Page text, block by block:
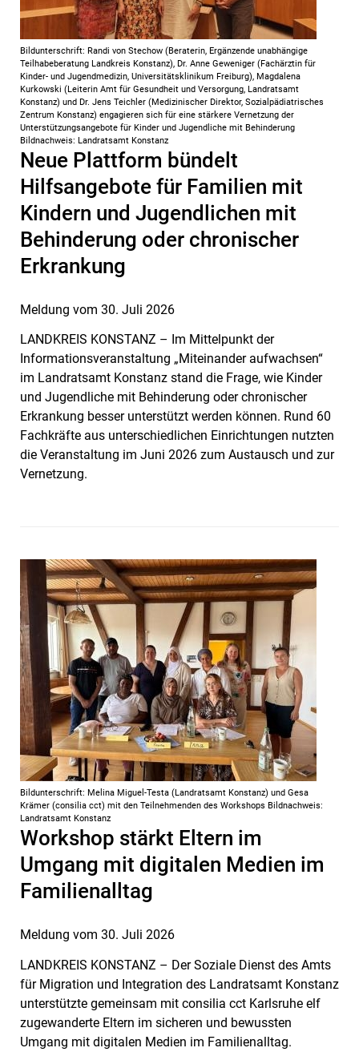
Bildunterschrift: Randi von Stechow (Beraterin, Ergänzende unabhängige
Teilhabeberatung Landkreis Konstanz), Dr. Anne Geweniger (Fachärztin für
Kinder- und Jugendmedizin, Universitätsklinikum Freiburg), Magdalena
Kurkowski (Leiterin Amt für Gesundheit und Versorgung, Landratsamt
Konstanz) und Dr. Jens Teichler (Medizinischer Direktor, Sozialpädiatrisches
Zentrum Konstanz) engagieren sich für eine stärkere Vernetzung der
Unterstützungsangebote für Kinder und Jugendliche mit Behinderung
Bildnachweis: Landratsamt Konstanz
Meldung vom 30. Juli 2026
Neue Plattform bündelt
Hilfsangebote für Familien mit
Kindern und Jugendlichen mit
Behinderung oder chronischer
Erkrankung
LANDKREIS KONSTANZ – Im Mittelpunkt der
Informationsveranstaltung „Miteinander aufwachsen“
im Landratsamt Konstanz stand die Frage, wie Kinder
und Jugendliche mit Behinderung oder chronischer
Erkrankung besser unterstützt werden können. Rund 60
Fachkräfte aus unter­schiedlichen Einrichtungen nutzten
die Veranstaltung im Juni 2026 zum Austausch und zur
Vernetzung.
Bildunterschrift: Melina Miguel-Testa (Landratsamt Konstanz) und Gesa
Krämer (consilia cct) mit den Teilnehmenden des Workshops Bildnachweis:
Landratsamt Konstanz
Meldung vom 30. Juli 2026
Workshop stärkt Eltern im
Umgang mit digitalen Medien im
Familienalltag
LANDKREIS KONSTANZ – Der Soziale Dienst des Amts
für Migration und Integration des Landratsamt Konstanz
unterstützte gemeinsam mit consilia cct Karlsruhe elf
zugewanderte Eltern im sicheren und bewussten
Umgang mit digitalen Medien im Familienalltag.